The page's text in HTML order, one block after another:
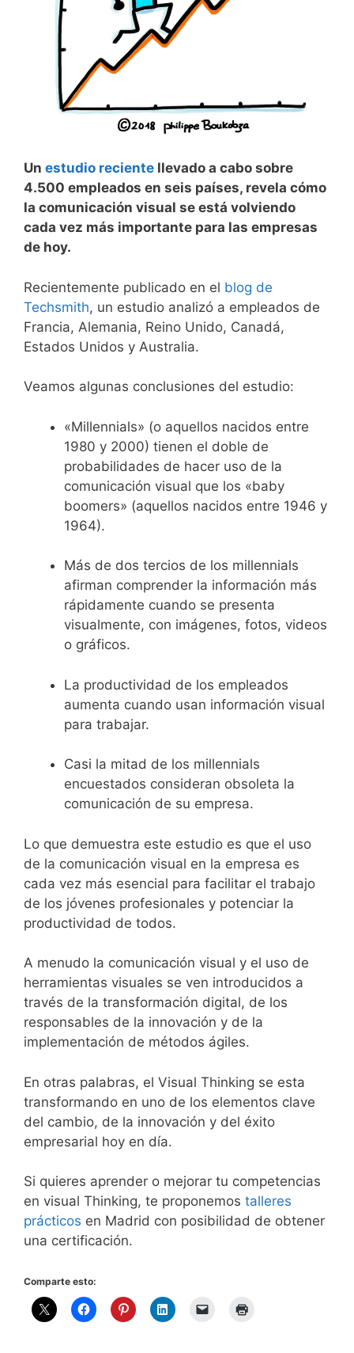
Un estudio reciente llevado a cabo sobre
4.500 empleados en seis países, revela cómo
la comunicación visual se está volviendo
cada vez más importante para las empresas
de hoy.
Recientemente publicado en el blog de
Techsmith, un estudio analizó a empleados de
Francia, Alemania, Reino Unido, Canadá,
Estados Unidos y Australia.
Veamos algunas conclusiones del estudio:
«Millennials» (o aquellos nacidos entre
1980 y 2000) tienen el doble de
probabilidades de hacer uso de la
comunicación visual que los «baby
boomers» (aquellos nacidos entre 1946 y
1964).
Más de dos tercios de los millennials
afirman comprender la información más
rápidamente cuando se presenta
visualmente, con imágenes, fotos, videos
o gráficos.
La productividad de los empleados
aumenta cuando usan información visual
para trabajar.
Casi la mitad de los millennials
encuestados consideran obsoleta la
comunicación de su empresa.
Lo que demuestra este estudio es que el uso
de la comunicación visual en la empresa es
cada vez más esencial para facilitar el trabajo
de los jóvenes profesionales y potenciar la
productividad de todos.
A menudo la comunicación visual y el uso de
herramientas visuales se ven introducidos a
través de la transformación digital, de los
responsables de la innovación y de la
implementación de métodos ágiles.
En otras palabras, el Visual Thinking se esta
transformando en uno de los elementos clave
del cambio, de la innovación y del éxito
empresarial hoy en día.
Si quieres aprender o mejorar tu competencias
en visual Thinking, te proponemos talleres
prácticos en Madrid con posibilidad de obtener
una certificación.
Comparte esto: